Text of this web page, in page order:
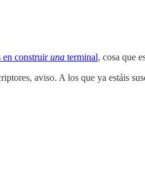
en construiruna terminal, cosa que
aviso. A los que ya estáis